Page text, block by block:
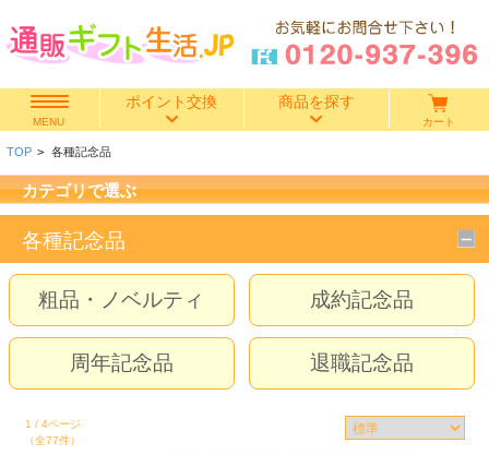
MENU
ポイント交換 商品を探す
快気祝い
香典返し
出産内祝い
結婚内祝い
結婚引き出物
出産祝い
カート
TOP > 各種記念品
カテゴリで選ぶ
各種記念品
粗品・ノベルティ
周年記念品
成約記念品
退職記念品
1 / 4ページ
（全77件）